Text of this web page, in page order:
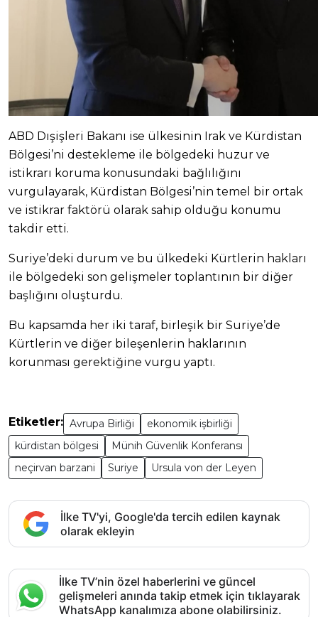
ABD Dışişleri Bakanı ise ülkesinin Irak ve Kürdistan
Bölgesi’ni destekleme ile bölgedeki huzur ve
istikrarı koruma konusundaki bağlılığını
vurgulayarak, Kürdistan Bölgesi’nin temel bir ortak
ve istikrar faktörü olarak sahip olduğu konumu
takdir etti.
Suriye’deki durum ve bu ülkedeki Kürtlerin hakları
ile bölgedeki son gelişmeler toplantının bir diğer
başlığını oluşturdu.
Bu kapsamda her iki taraf, birleşik bir Suriye’de
Kürtlerin ve diğer bileşenlerin haklarının
korunması gerektiğine vurgu yaptı.
Etiketler: Avrupa Birliği
ekonomik işbirliği
kürdistan bölgesi
Münih Güvenlik Konferansı
neçirvan barzani
Suriye Ursula von der Leyen
İlke TV'yi, Google'da tercih edilen kaynak
olarak ekleyin
İlke TV’nin özel haberlerini ve güncel
gelişmeleri anında takip etmek için tıklayarak
WhatsApp kanalımıza abone olabilirsiniz.